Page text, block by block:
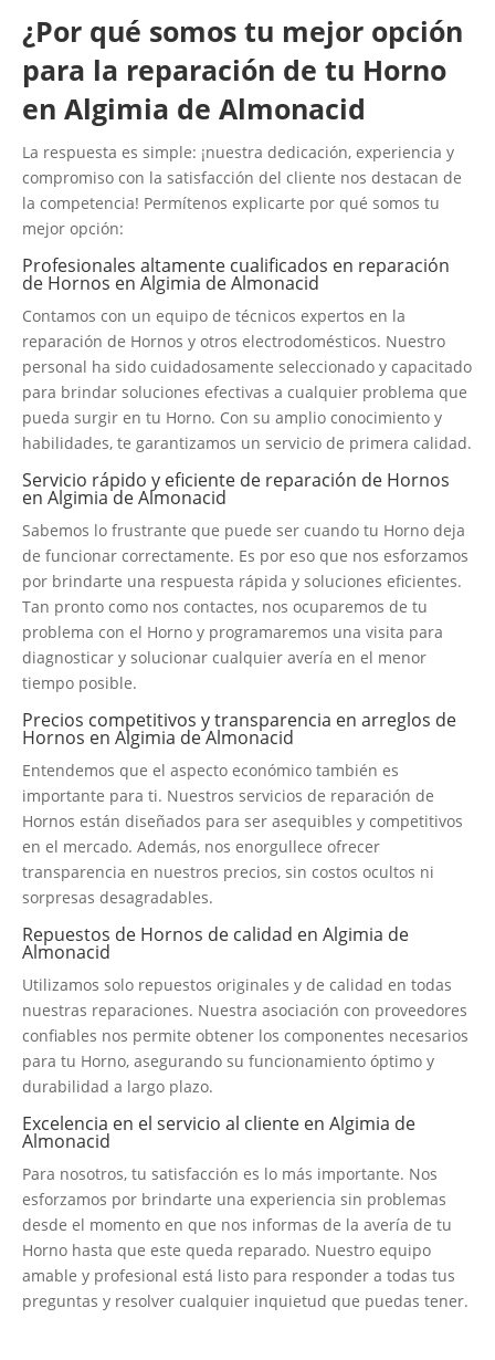
¿Por qué somos tu mejor opción
para la reparación de tu Horno
en Algimia de Almonacid
La respuesta es simple: ¡nuestra dedicación, experiencia y
compromiso con la satisfacción del cliente nos destacan de
la competencia! Permítenos explicarte por qué somos tu
mejor opción:
Profesionales altamente cualificados en reparación
de Hornos en Algimia de Almonacid
Contamos con un equipo de técnicos expertos en la
reparación de Hornos y otros electrodomésticos. Nuestro
personal ha sido cuidadosamente seleccionado y capacitado
para brindar soluciones efectivas a cualquier problema que
pueda surgir en tu Horno. Con su amplio conocimiento y
habilidades, te garantizamos un servicio de primera calidad.
Servicio rápido y eficiente de reparación de Hornos
en Algimia de Almonacid
Sabemos lo frustrante que puede ser cuando tu Horno deja
de funcionar correctamente. Es por eso que nos esforzamos
por brindarte una respuesta rápida y soluciones eficientes.
Tan pronto como nos contactes, nos ocuparemos de tu
problema con el Horno y programaremos una visita para
diagnosticar y solucionar cualquier avería en el menor
tiempo posible.
Precios competitivos y transparencia en arreglos de
Hornos en Algimia de Almonacid
Entendemos que el aspecto económico también es
importante para ti. Nuestros servicios de reparación de
Hornos están diseñados para ser asequibles y competitivos
en el mercado. Además, nos enorgullece ofrecer
transparencia en nuestros precios, sin costos ocultos ni
sorpresas desagradables.
Repuestos de Hornos de calidad en Algimia de
Almonacid
Utilizamos solo repuestos originales y de calidad en todas
nuestras reparaciones. Nuestra asociación con proveedores
confiables nos permite obtener los componentes necesarios
para tu Horno, asegurando su funcionamiento óptimo y
durabilidad a largo plazo.
Excelencia en el servicio al cliente en Algimia de
Almonacid
Para nosotros, tu satisfacción es lo más importante. Nos
esforzamos por brindarte una experiencia sin problemas
desde el momento en que nos informas de la avería de tu
Horno hasta que este queda reparado. Nuestro equipo
amable y profesional está listo para responder a todas tus
preguntas y resolver cualquier inquietud que puedas tener.